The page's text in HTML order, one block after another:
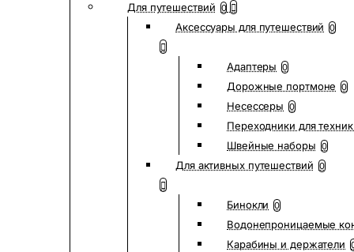
Для путешествий 0
Аксессуары для путешествий 0
Адаптеры 0
Дорожные портмоне 0
Несессеры 0
Переходники для
Швейные наборы 0
Для активных путешествий 0
Бинокли 0
Водонепроницаемые
Карабины и держатели